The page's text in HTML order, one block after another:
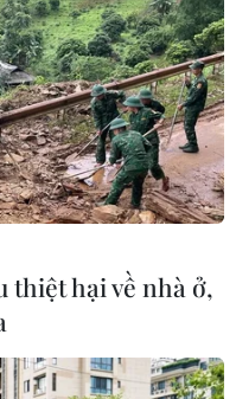
thiệt hại về nhà ở,